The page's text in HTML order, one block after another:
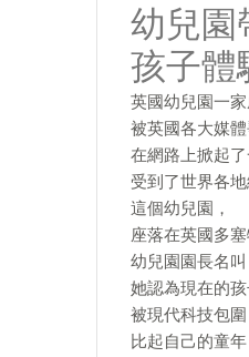
幼兒園
孩子體
英國幼兒園一家
被英國各大媒體
在網路上掀起
受到了世界各地
這個幼兒園，
座落在英國多塞
幼兒園園長名叫
她認為現在的
被現代科技包圍
比起自己的童年